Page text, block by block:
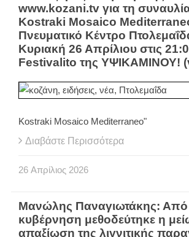
www.kozani.tv για τη
Kostraki Mosaico
Πνευματικό Κέντρο
Κυριακή 26 Απρίλιου στις
Festivalito της ΥΨΙΚΑΜΙΝΟΥ!
Kostraki Mosaico Mediterraneo"
Διαβάστε Περισσότερα
26 Απρίλιος 2026
Μανώλης Παναγιωτάκης: Από
κυβέρνηση μεθοδεύτηκε η
απαξίωση της λιγνιτικής